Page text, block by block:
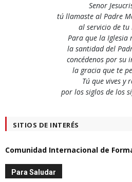
Senor
tú llamaste al Padre
al servicio de tu
Para que la Iglesia
la santidad del
concédenos por su
la gracia que te
Tú que vives y
por los siglos de los
SITIOS DE INTERÉS
Comunidad Internacional de
Para Saludar